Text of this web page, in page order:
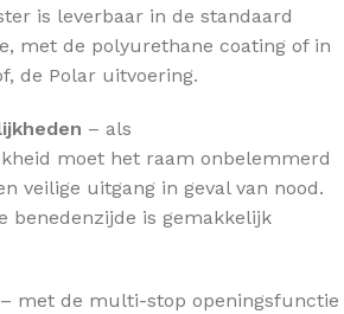
is leverbaar in de standaard
met de polyurethane coating of in
de Polar uitvoering.
– als
moet het raam onbelemmerd
veilige uitgang in geval van nood.
benedenzijde is gemakkelijk
– met de multi-stop openingsfunctie